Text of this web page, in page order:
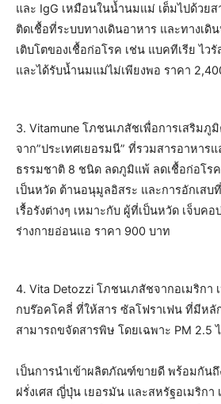
และ IgG เหมือนในน้ำนมแม่ เต็มไปด้วย
ติดเชื้อที่ระบบทางเดินอาหาร และทางเดิ
เติบโตของเชื้อก่อโรค เช่น แบคทีเรีย ไว
และได้รับน้ำนมแม่ไม่เพียงพอ ราคา
3. Vitamune โภชนเภสัชเพื่อการเสริมภู
จาก”ประเทศเยอรมนี” ที่รวมสารอาหาร
ธรรมชาติ 8 ชนิด ลดภูมิแพ้ ลดเชื้อก่อโร
เป็นหวัด ต้านอนุมูลอิสระ และการอักเสบ
เรื้อรังต่างๆ เหมาะกับ ผู้ที่เป็นหวัด เจ็บค
ร่างกายอ่อนแอ ราคา 900 บาท
4. Vita Detozzi โภชนเภสัชจากอเมริกา
กบร๊อคโคลี่ ที่ให้สาร ซัลโฟราเฟน ที่มีหลั
สามารถขจัดสารพิษ โดยเฉพาะ PM 2.5
เป็นการนำเข้าผลิตภัณฑ์ขายดี พร้อมกันถึ
ฝรั่งเศส ญี่ปุ่น เยอรมัน และสหรัฐอเมริกา